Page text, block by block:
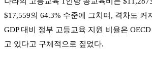
$17,559의 64.3% 수준에 그치며 , 격차도 커
GDP대비 정부 고등교육 지원 비율은 OECD
고 있다고 구체적으로 짚었다.